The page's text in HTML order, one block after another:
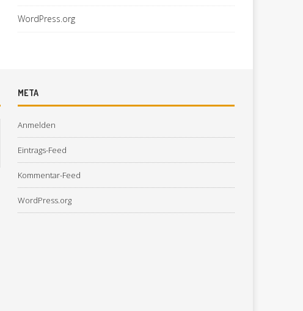
WordPress.org
META
Anmelden
Eintrags-Feed
Kommentar-Feed
WordPress.org